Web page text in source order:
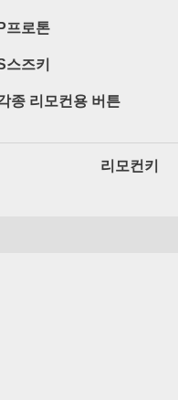
P프로톤
스즈키
종 리모컨용 버튼
리모컨키